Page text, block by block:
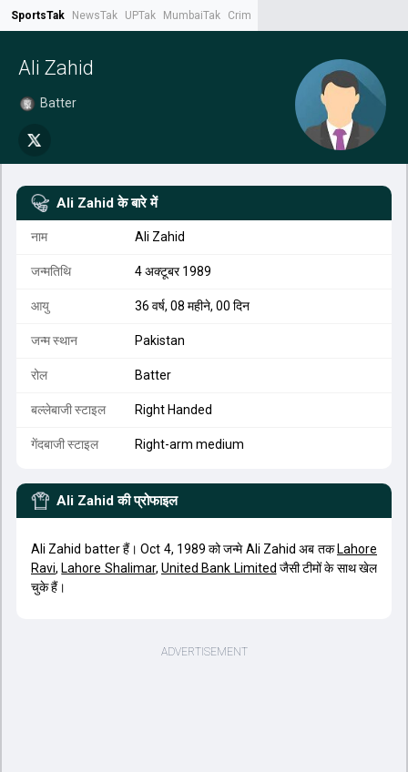
SportsTak NewsTak UPTak MumbaiTak CrimeTak
Ali Zahid
Batter
Ali Zahid के बारे में
नाम Ali Zahid
जन्मतिथि 4 अक्टूबर 1989
आयु 36 वर्ष, 08 महीने, 00 दिन
जन्म स्थान Pakistan
रोल Batter
बल्लेबाजी स्टाइल Right Handed
गेंदबाजी स्टाइल Right-arm medium
Ali Zahid की प्रोफाइल
Ali Zahid batter हैं। Oct 4, 1989 को जन्मे Ali Zahid अब तक Lahore
Ravi, Lahore Shalimar, United Bank Limited जैसी टीमों के साथ खेल
चुके हैं।